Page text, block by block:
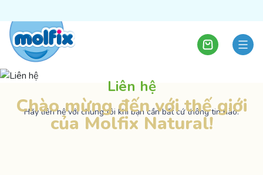
Liên hệ
Hãy liên hệ với chúng tôi khi bạn cần bất cứ thông tin nào.
Chào mừng đến với thế giới
của Molfix Natural!